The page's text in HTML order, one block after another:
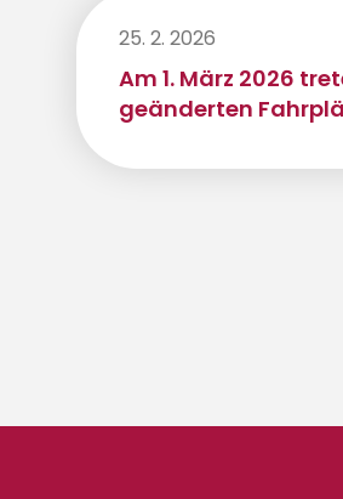
25. 2. 2026
Am 1. März 2026
geänderten